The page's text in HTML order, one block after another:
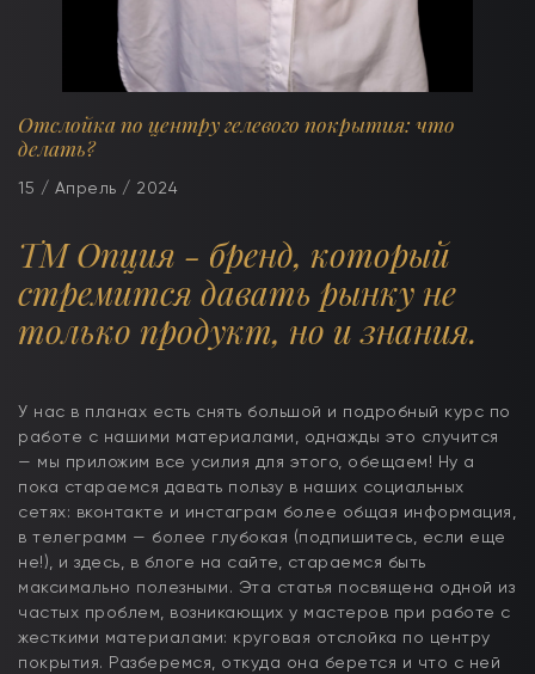
Отслойка по центру гелевого покрытия: что
делать?
15 / Апрель / 2024
ТМ Опция - бренд, который
стремится давать рынку не
только продукт, но и знания.
У нас в планах есть снять большой и подробный курс по
работе с нашими материалами, однажды это случится
— мы приложим все усилия для этого, обещаем! Ну а
пока стараемся давать пользу в наших социальных
сетях: вконтакте и инстаграм более общая информация,
в телеграмм — более глубокая (подпишитесь, если еще
не!), и здесь, в блоге на сайте, стараемся быть
максимально полезными. Эта статья посвящена одной из
частых проблем, возникающих у мастеров при работе с
жесткими материалами: круговая отслойка по центру
покрытия. Разберемся, откуда она берется и что с ней